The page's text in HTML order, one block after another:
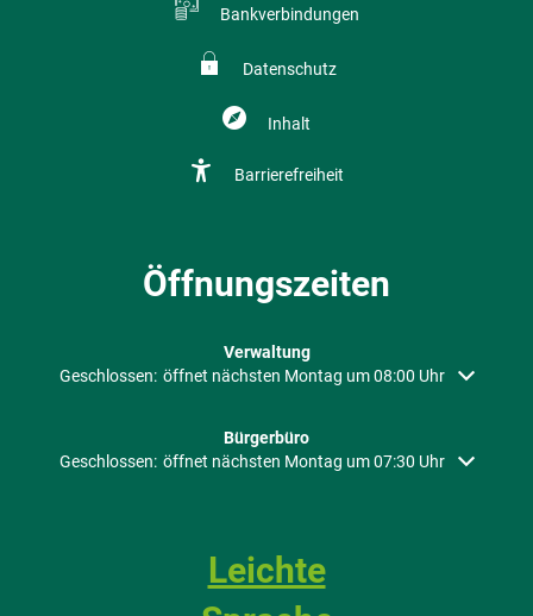
Bankverbindungen
Datenschutz
Inhalt
Barrierefreiheit
Öffnungszeiten
Verwaltung
Klicken, um weitere Öffnungs- oder Schließzeiten auszublenden
Geschlossen: öffnet nächsten Montag um 08:00 Uhr
Bürgerbüro
Klicken, um weitere Öffnungs- oder Schließzeiten auszublenden
Geschlossen: öffnet nächsten Montag um 07:30 Uhr
Leichte